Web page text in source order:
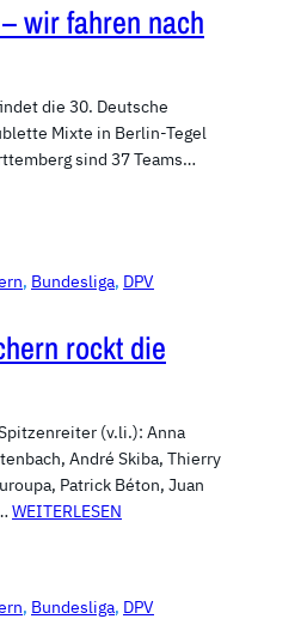
wir fahren nach
die 30. Deutsche
Mixte in Berlin-Tegel
sind 37 Teams…
, Bundesliga, DPV
rockt die
(v.li.): Anna
André Skiba, Thierry
Patrick Béton, Juan
WEITERLESEN
, Bundesliga, DPV